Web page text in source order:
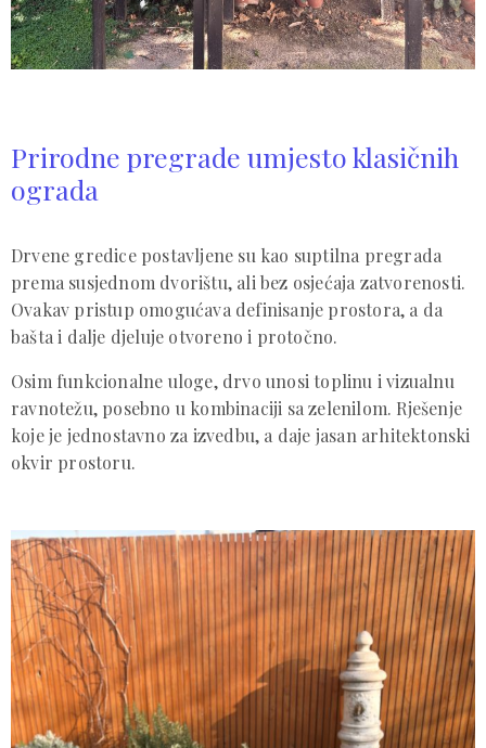
Prirodne pregrade umjesto klasičnih
ograda
Drvene gredice postavljene su kao suptilna pregrada
prema susjednom dvorištu, ali bez osjećaja zatvorenosti.
Ovakav pristup omogućava definisanje prostora, a da
bašta i dalje djeluje otvoreno i protočno.
Osim funkcionalne uloge, drvo unosi toplinu i vizualnu
ravnotežu, posebno u kombinaciji sa zelenilom. Rješenje
koje je jednostavno za izvedbu, a daje jasan arhitektonski
okvir prostoru.